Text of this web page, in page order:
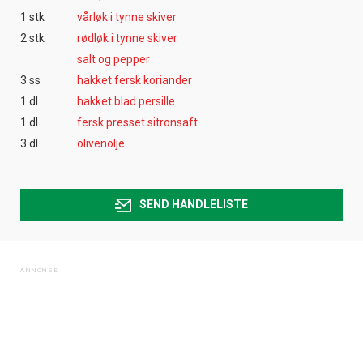
1 stk
vårløk i tynne skiver
2 stk
rødløk i tynne skiver
salt og pepper
3 ss
hakket fersk koriander
1 dl
hakket blad persille
1 dl
fersk presset sitronsaft.
3 dl
olivenolje
SEND HANDLELISTE